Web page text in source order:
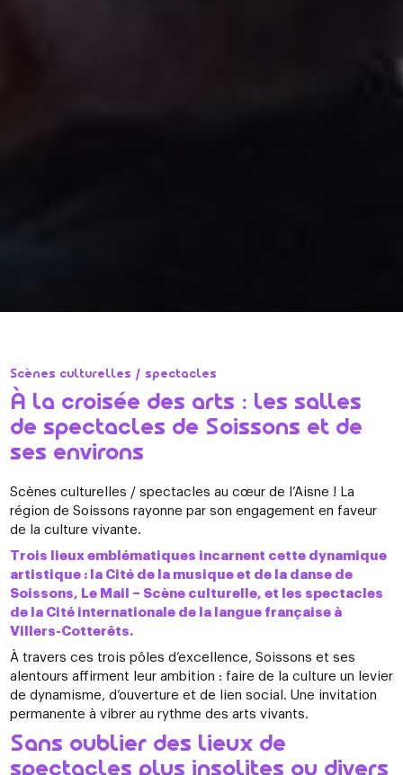
Scènes culturelles / spectacles
À la croisée des arts : les salles
de spectacles de Soissons et de
ses environs
Scènes culturelles / spectacles au cœur de l’Aisne ! La
région de Soissons rayonne par son engagement en faveur
de la culture vivante.
Trois lieux emblématiques incarnent cette dynamique
artistique : la Cité de la musique et de la danse de
Soissons, Le Mail – Scène culturelle, et les spectacles
de la Cité internationale de la langue française à
Villers-Cotterêts.
À travers ces trois pôles d’excellence, Soissons et ses
alentours affirment leur ambition : faire de la culture un levier
de dynamisme, d’ouverture et de lien social. Une invitation
permanente à vibrer au rythme des arts vivants.
Sans oublier des lieux de
spectacles plus insolites ou divers